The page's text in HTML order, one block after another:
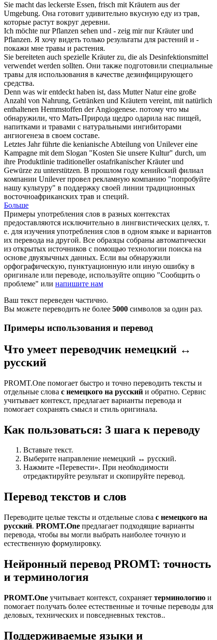
Sie macht das leckerste Essen, frisch mit Kräutern aus der
Umgebung. Она готовит удивительно вкусную еду из трав,
которые растут вокруг деревни.
Ich möchte nur Pflanzen sehen und - zeig mir nurKräuterund
Pflanzen. Я хочу видеть только результаты для растений и -
покажи мне травы и растения.
Sie bereiteten auch spezielle Kräuterzu, die als Desinfektionsmittel
verwendet werden sollten. Они также подготовили специальные
травы для использования в качестве дезинфицирующего
средства.
Denn was wir entdeckt haben ist, dass Mutter Natur eine große
Anzahl von Nahrung, Getränken und Kräutern vereint, mit natürlich
enthaltenen Hemmstoffen der Angiogenese. потому что мы
обнаружили, что Мать-Природа щедро одарила нас пищей,
напитками и травами с натуральными ингибиторами
ангиогенеза в своем составе.
Letztes Jahr führte die kenianische Abteilung von Unilever eine
Kampagne mit dem Slogan "Kosten Sie unsere Kultur" durch, um
ihre Produktlinie traditioneller ostafrikanischerKräuterund
Gewürze zu unterstützen. В прошлом году кенийский филиал
компании Unilever провел рекламную компанию "попробуйте
нашу культуру" в поддержку своей линии традиционных
восточноафриканских трав и специй.
Больше
Примеры употребления слов в разных контекстах
предоставляются исключительно в лингвистических целях, т.
е. для изучения употребления слов в одном языке и вариантов
их перевода на другой. Все образцы собраны автоматически
из открытых источников с помощью технологии поиска на
основе двуязычных данных. Если вы обнаружили
орфографическую, пунктуационную или иную ошибку в
оригинале или переводе, используйте опцию "Сообщить о
проблеме" или напишите нам
Ваш текст переведен частично.
Вы можете переводить не более 5000 символов за один раз.
Примеры использования и перевод
Что умеет переводчик немецкий ↔
русский
PROMT.One помогает быстро и точно переводить тексты и
отдельные слова с немецкого на русский и обратно. Сервис
учитывает контекст, предлагает варианты перевода и
помогает сохранять смысл и стиль оригинала.
Как пользоваться: 3 шага к переводу
Вставьте текст.
Выберите направление немецкий ↔ русский.
Нажмите «Перевести». При необходимости
отредактируйте результат и скопируйте перевод.
Перевод текстов и слов
Переводите целые тексты и отдельные слова с немецкого на
русский. PROMT.One предлагает подходящие варианты
перевода, чтобы вы могли выбрать наиболее точную и
естественную формулировку.
Нейронный перевод PROMT: точность
и терминология
PROMT.One учитывает контекст, сохраняет терминологию и
помогает получать более естественные и точные переводы для
деловых, технических и повседневных текстов..
Поддерживаемые языки и